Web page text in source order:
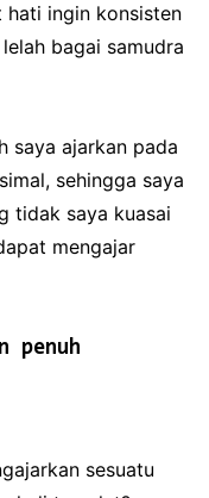
hati ingin konsisten
bagai samudra
saya ajarkan pada
sehingga saya
tidak saya kuasai
mengajar
penuh
sesuatu